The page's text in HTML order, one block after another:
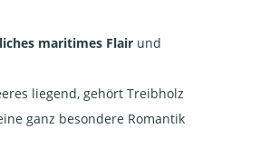
maritimes Flair und
liegend, gehört Treibholz
ganz besondere Romantik